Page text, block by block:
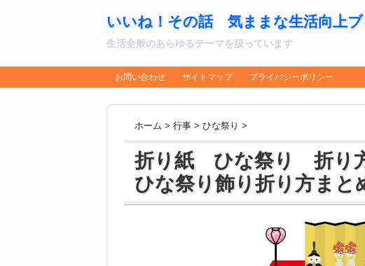
いいね！その話 気ままな生活向上
生活全般のあらゆるテーマを扱っています
お問い合わせ サイトマップ プライバシーポリシー
ホーム > 行事 > ひな祭り >
折り紙 ひな祭り 折り
ひな祭り飾り折り方まと